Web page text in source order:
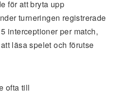
för att bryta upp
turneringen registrerade
interceptioner per match,
läsa spelet och förutse
ofta till